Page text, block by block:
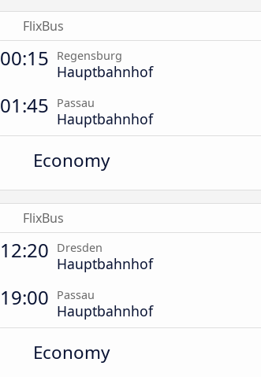
FlixBus
00:15 Regensburg
Hauptbahnhof
01:45 Passau
Hauptbahnhof
Economy
FlixBus
12:20 Dresden
Hauptbahnhof
19:00 Passau
Hauptbahnhof
Economy